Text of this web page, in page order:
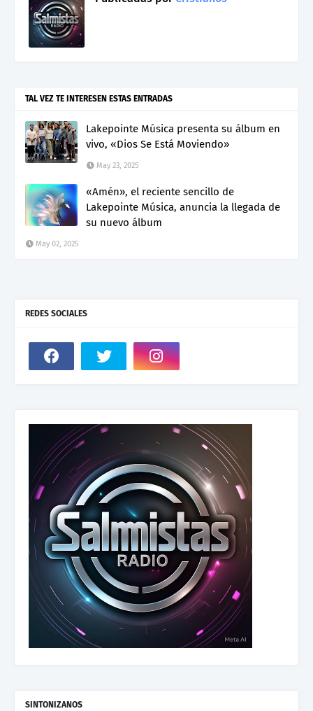
TAL VEZ TE INTERESEN ESTAS ENTRADAS
Lakepointe Música presenta su álbum en
vivo, «Dios Se Está Moviendo»
May 23, 2025
«Amén», el reciente sencillo de
Lakepointe Música, anuncia la llegada de
su nuevo álbum
May 02, 2025
REDES SOCIALES
SINTONIZANOS